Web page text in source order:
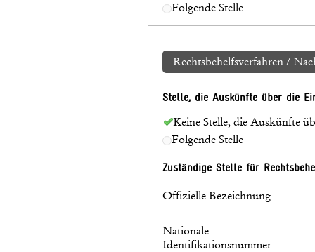
Folgende Stelle
Rechtsbehelfsverfahren /
Stelle, die Auskünfte über die
Keine Stelle, die Auskünfte
Folgende Stelle
Zuständige Stelle für
Offizielle Bezeichnung
Nationale
Identifikationsnummer